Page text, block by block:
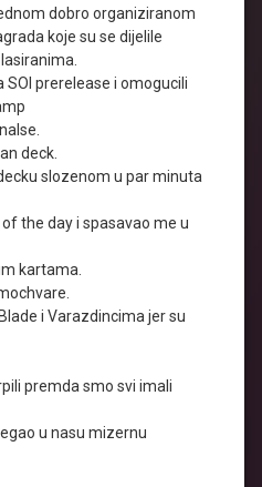
dobro organiziranom
koje su se dijelile
SOI prerelease i omogucili
deck.
slozenom u par minuta
the day i spasavao me u
kartama.
i Varazdincima jer su
premda smo svi imali
u nasu mizernu